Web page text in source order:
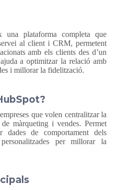
una plataforma completa que
al client i CRM, permetent
amb els clients des d’un
a optimitzar la relació amb
i millorar la fidelització.
que volen centralitzar la
màrqueting i vendes. Permet
dades de comportament dels
per millorar la